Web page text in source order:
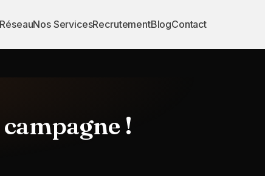
RéseauNos ServicesRecrutementBlogContact
!